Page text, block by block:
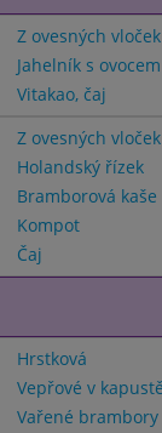
Z ovesných vloček
Jahelník s ovocem
Vitakao, čaj
Z ovesných vloček
Holandský řízek
Bramborová
Kompot
Čaj
Hrstková
Vepřové v
Vařené brambory